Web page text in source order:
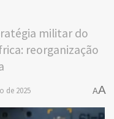
militar do
reorganização
de 2025 AA